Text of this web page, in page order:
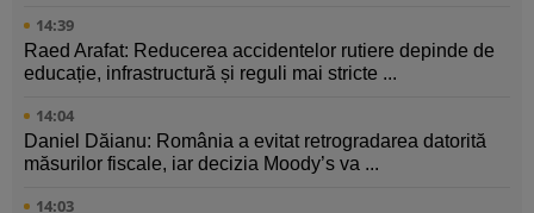
14:39
Raed Arafat: Reducerea accidentelor rutiere depinde de
educație, infrastructură și reguli mai stricte ...
14:04
Daniel Dăianu: România a evitat retrogradarea datorită
măsurilor fiscale, iar decizia Moody’s va ...
14:03